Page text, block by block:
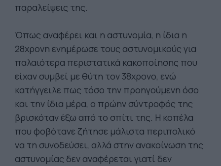
παραλείψεις της.
Όπως αναφέρει και η αστυνομία, η ίδια η
28χρονη ενημέρωσε τους αστυνομικούς για
παλαιότερα περιστατικά κακοποίησης που
είχαν συμβεί με θύτη τον 38χρονο, ενώ
κατήγγειλε πως τόσο την προηγούμενη όσο
και την ίδια μέρα, ο πρώην σύντροφός της
βρισκόταν έξω από το σπίτι της. Η κοπέλα
που φοβότανε ζήτησε μάλιστα περιπολικό
να τη συνοδεύσει, αλλά στην ανακοίνωση της
αστυνομίας δεν αναφέρεται γιατί δεν